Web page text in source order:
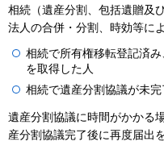
相続（遺産分割、包括遺贈及
法人の合併・分割、時効等に
相続で所有権移転登記済
を取得した人
相続で遺産分割協議が未
遺産分割協議に時間がかかる
産分割協議完了後に再度届出